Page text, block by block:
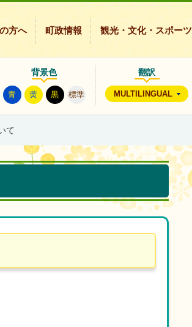
方へ 町政情報 観光・文化・スポーツ
背景色
青 黄 黒 標準
翻訳
MULTILINGUAL
て